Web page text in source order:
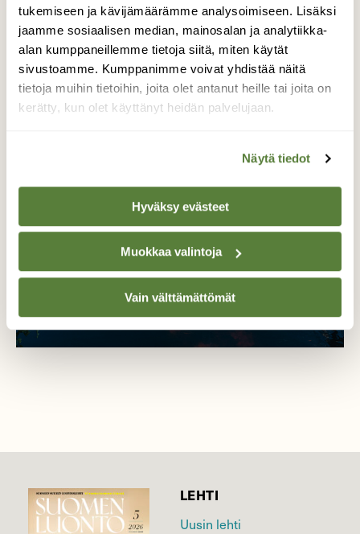
tukemiseen ja kävijämäärämme analysoimiseen. Lisäksi
jaamme sosiaalisen median, mainosalan ja analytiikka-
alan kumppaneillemme tietoja siitä, miten käytät
sivustoamme. Kumppanimme voivat yhdistää näitä
tietoja muihin tietoihin, joita olet antanut heille tai joita on
kerätty, kun olet käyttänyt heidän palvelujaan.
Näytä tiedot
Hyväksy evästeet
Muokkaa valintoja
Vain välttämättömät
LEHTI
Uusin lehti